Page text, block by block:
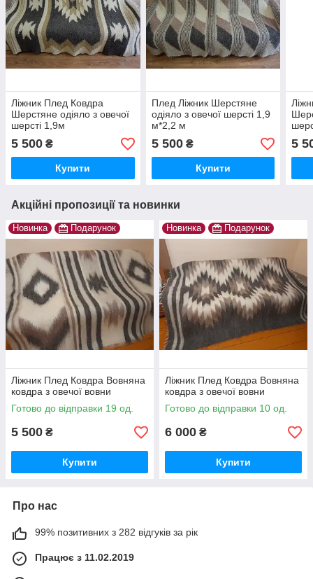
Ліжник Плед Ковдра
Шерстяне одіяло з овечої
шерсті 1,9м
5 500 ₴
Купити
Плед Ліжник Шерстяне
одіяло з овечої шерсті 1,9
м*2,2 м
5 500₴
Купити
5
Акційні пропозиції та новинки
Новинка Подарунок
Ліжник Плед Ковдра Вовняна
ковдра з овечої вовни
Готово до відправки 19 од.
5 500 ₴
Купити
Новинка Подарунок
Ліжник Плед Ковдра Вовняна
ковдра з овечої вовни
Готово до відправки 10 од.
6 000 ₴
Купити
Про нас
99% позитивних з 282 відгуків за рік
Працює з 11.02.2019